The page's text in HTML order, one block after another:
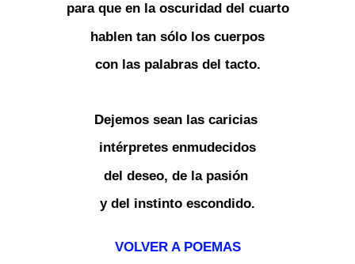
para que en la oscuridad del cuarto
hablen tan sólo los cuerpos
con las palabras del tacto.
Dejemos sean las caricias
intérpretes enmudecidos
del deseo, de la pasión
y del instinto escondido.
VOLVER A POEMAS